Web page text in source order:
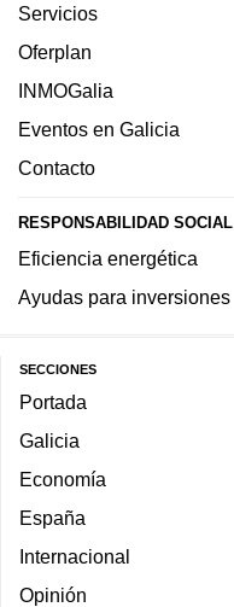
Servicios
Oferplan
INMOGalia
Eventos en Galicia
Contacto
RESPONSABILIDAD SOCIAL
Eficiencia energética
Ayudas para inversiones
SECCIONES
Portada
Galicia
Economía
España
Internacional
Opinión